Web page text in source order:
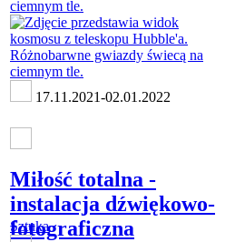
17.11.2021-02.01.2022
Miłość totalna -
instalacja dźwiękowo-
fotograficzna
Sztuka